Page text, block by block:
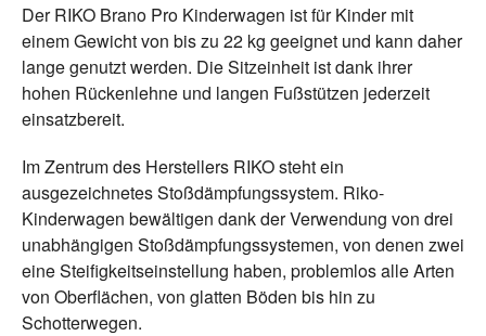
Der RIKO Brano Pro Kinderwagen ist für Kinder mit
einem Gewicht von bis zu 22 kg geeignet und kann daher
lange genutzt werden. Die Sitzeinheit ist dank ihrer
hohen Rückenlehne und langen Fußstützen jederzeit
einsatzbereit.
Im Zentrum des Herstellers RIKO steht ein
ausgezeichnetes Stoßdämpfungssystem. Riko-
Kinderwagen bewältigen dank der Verwendung von drei
unabhängigen Stoßdämpfungssystemen, von denen zwei
eine Steifigkeitseinstellung haben, problemlos alle Arten
von Oberflächen, von glatten Böden bis hin zu
Schotterwegen.